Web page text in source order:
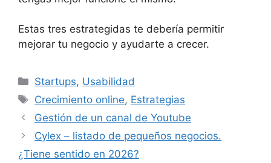
Estas tres estrategidas te debería permitir
mejorar tu negocio y ayudarte a crecer.
Categories
Startups, Usabilidad
Tags
Crecimiento online, Estrategias
Gestión de un canal de Youtube
Cylex – listado de pequeños negocios.
¿Tiene sentido en 2026?